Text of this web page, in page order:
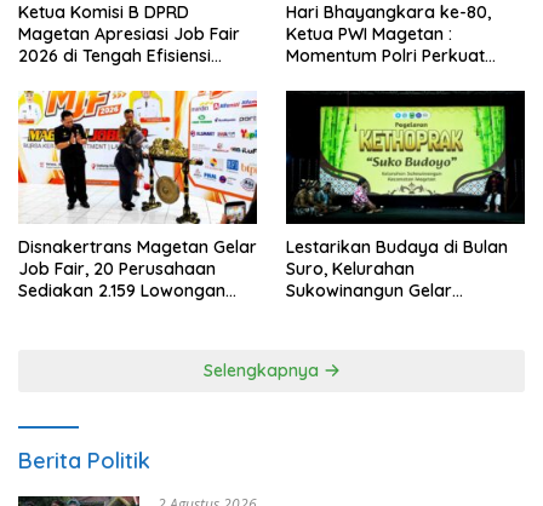
Ketua Komisi B DPRD
Magetan Apresiasi Job Fair
2026 di Tengah Efisiensi
Hari Bhayangkara ke-80,
Ketua PWI Magetan :
Momentum Polri Perkuat
Disnakertrans Magetan Gelar
Job Fair, 20 Perusahaan
Sediakan 2.159 Lowongan
Lestarikan Budaya di Bulan
Suro, Kelurahan
Sukowinangun Gelar
Selengkapnya
Berita Politik